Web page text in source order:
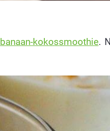
banaan-kokossmoothie.